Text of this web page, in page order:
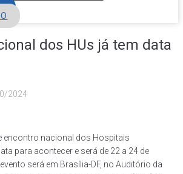
dos HUs já tem data
2024
encontro nacional dos Hospitais
para acontecer e será de 22 a 24 de
será em Brasília-DF, no Auditório da